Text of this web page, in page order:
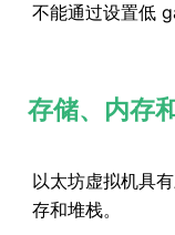
不能通过设置低
存储、内存
以太坊虚拟机具
存和堆栈。